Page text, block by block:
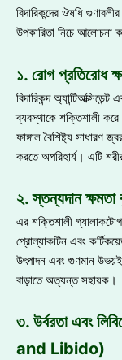
বিদারিকন্দের ঔষধি
উপকারিতা নিচে আলোচনা
১. রোগ প্রতিরোধ
বিদারিকন্দ
ব্যবস্থাকে শক্তিশালী
ফাঙ্গাল বৈশিষ্ট্য সাধারণ
করতে অপরিহার্য। এটি
২. স্তন্যদান
এর শক্তিশালী
প্রোল্যাকটিন এবং
উৎপাদন এবং গুণমান উভয়ই
বাড়াতে অত্যন্ত সহায়ক।
৩. উর্বরতা এবং
and Libido)